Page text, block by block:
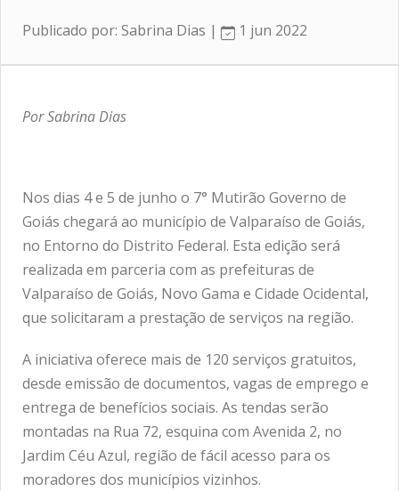
Publicado por: Sabrina Dias | 1 jun 2022
Por Sabrina Dias
Nos dias 4 e 5 de junho o 7° Mutirão Governo de
Goiás chegará ao município de Valparaíso de Goiás,
no Entorno do Distrito Federal. Esta edição será
realizada em parceria com as prefeituras de
Valparaíso de Goiás, Novo Gama e Cidade Ocidental,
que solicitaram a prestação de serviços na região.
A iniciativa oferece mais de 120 serviços gratuitos,
desde emissão de documentos, vagas de emprego e
entrega de benefícios sociais. As tendas serão
montadas na Rua 72, esquina com Avenida 2, no
Jardim Céu Azul, região de fácil acesso para os
moradores dos municípios vizinhos.